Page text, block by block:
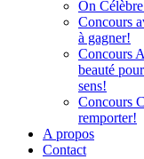
On
Concours
à gagner!
Concours
beauté
sens!
Concours
remporter!
A propos
Contact